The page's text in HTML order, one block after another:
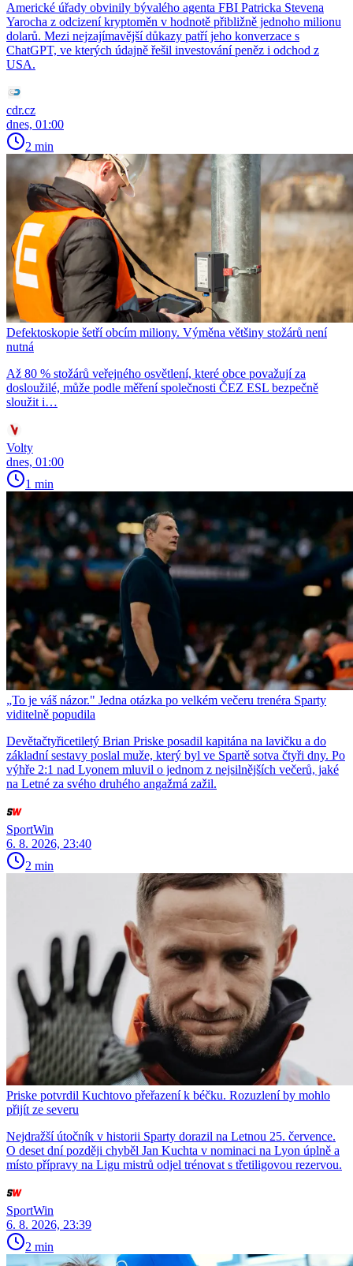
Americké úřady obvinily bývalého agenta FBI Patricka Stevena
Yarocha z odcizení kryptoměn v hodnotě přibližně jednoho milionu
dolarů. Mezi nejzajímavější důkazy patří jeho konverzace s
ChatGPT, ve kterých údajně řešil investování peněz i odchod z
USA.
cdr.cz
dnes, 01:00
2 min
Defektoskopie šetří obcím miliony. Výměna většiny stožárů není
nutná
Až 80 % stožárů veřejného osvětlení, které obce považují za
dosloužilé, může podle měření společnosti ČEZ ESL bezpečně
sloužit i…
Volty
dnes, 01:00
1 min
„To je váš názor." Jedna otázka po velkém večeru trenéra Sparty
viditelně popudila
Devětačtyřicetiletý Brian Priske posadil kapitána na lavičku a do
základní sestavy poslal muže, který byl ve Spartě sotva čtyři dny. Po
výhře 2:1 nad Lyonem mluvil o jednom z nejsilnějších večerů, jaké
na Letné za svého druhého angažmá zažil.
SportWin
6. 8. 2026, 23:40
2 min
Priske potvrdil Kuchtovo přeřazení k béčku. Rozuzlení by mohlo
přijít ze severu
Nejdražší útočník v historii Sparty dorazil na Letnou 25. července.
O deset dní později chyběl Jan Kuchta v nominaci na Lyon úplně a
místo přípravy na Ligu mistrů odjel trénovat s třetiligovou rezervou.
SportWin
6. 8. 2026, 23:39
2 min